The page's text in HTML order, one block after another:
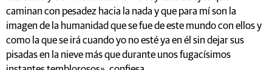
imagen de la humanidad que se fue de este mundo con ellos y
como la que se irá cuando yo no esté ya en él sin dejar sus
pisadas en la nieve más que durante unos fugacísimos
instantes temblorosos», confiesa.